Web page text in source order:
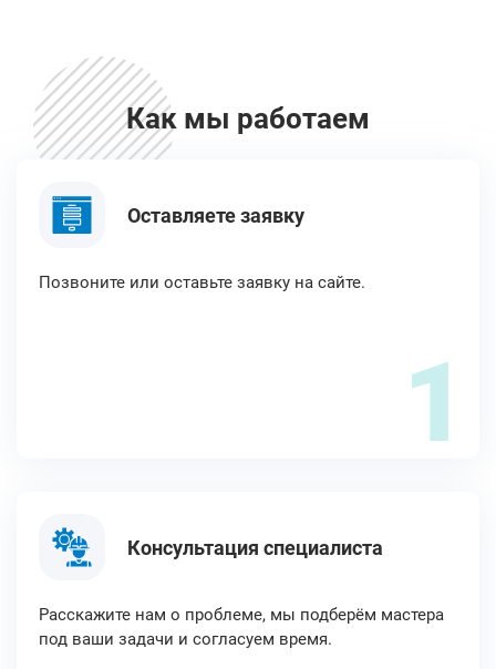
Как мы работаем
Оставляете заявку
Позвоните или оставьте заявку на сайте.
1
Консультация специалиста
Расскажите нам о проблеме, мы подберём мастера
под ваши задачи и согласуем время.